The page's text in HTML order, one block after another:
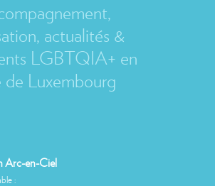
actualités &
LGBTQIA+ en
de Luxembourg
Arc-en-Ciel
: